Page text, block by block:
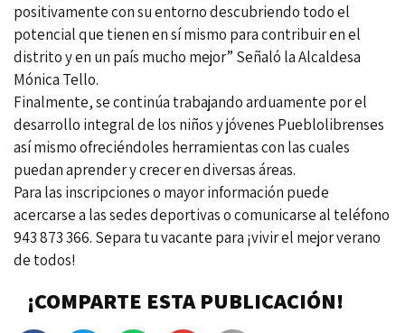
positivamente con su entorno descubriendo todo el
potencial que tienen en sí mismo para contribuir en el
distrito y en un país mucho mejor” Señaló la Alcaldesa
Mónica Tello.
Finalmente, se continúa trabajando arduamente por el
desarrollo integral de los niños y jóvenes Pueblolibrenses
así mismo ofreciéndoles herramientas con las cuales
puedan aprender y crecer en diversas áreas.
Para las inscripciones o mayor información puede
acercarse a las sedes deportivas o comunicarse al teléfono
943 873 366. Separa tu vacante para ¡vivir el mejor verano
de todos!
¡COMPARTE ESTA PUBLICACIÓN!